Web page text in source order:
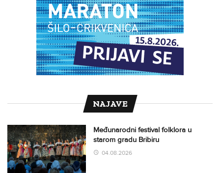
NAJAVE
Međunarodni festival folklora u
starom gradu Bribiru
04.08.2026